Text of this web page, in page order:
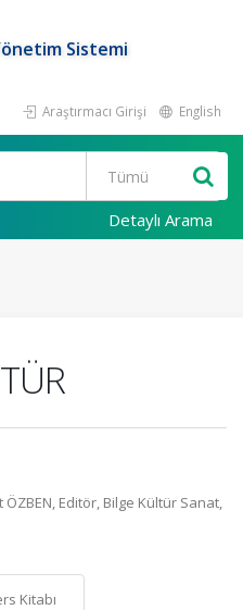
Sistemi
Araştırmacı Girişi English
Detaylı Arama
ÖZBEN, Editör, Bilge Kültür Sanat,
Kitabı